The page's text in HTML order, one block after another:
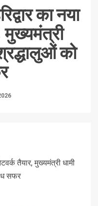
का नया
मुख्यमंत्री
को
तैयार, मुख्यमंत्री धामी
सफर